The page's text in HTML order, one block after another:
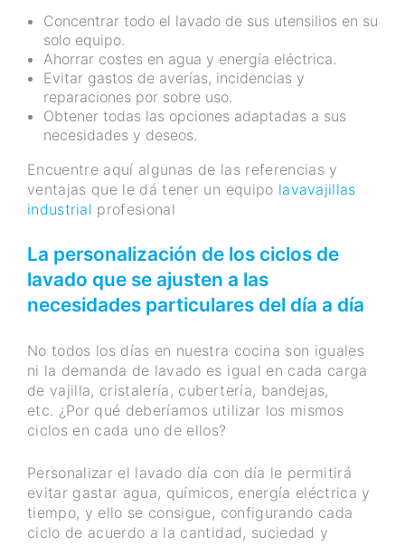
Concentrar todo el lavado de sus utensilios en su
solo equipo.
Ahorrar costes en agua y energía eléctrica.
Evitar gastos de averías, incidencias y
reparaciones por sobre uso.
Obtener todas las opciones adaptadas a sus
necesidades y deseos.
Encuentre aquí algunas de las referencias y
ventajas que le dá tener un equipo lavavajillas
industrial profesional
La personalización de los ciclos de
lavado que se ajusten a las
necesidades particulares del día a día
No todos los días en nuestra cocina son iguales
ni la demanda de lavado es igual en cada carga
de vajilla, cristalería, cubertería, bandejas,
etc. ¿Por qué deberíamos utilizar los mismos
ciclos en cada uno de ellos?
Personalizar el lavado día con día le permitirá
evitar gastar agua, químicos, energía eléctrica y
tiempo, y ello se consigue, configurando cada
ciclo de acuerdo a la cantidad, suciedad y